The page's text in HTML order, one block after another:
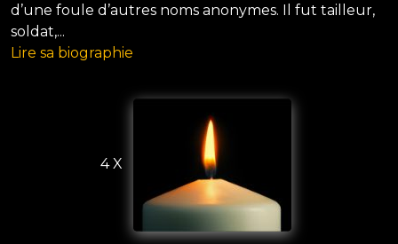
d’une foule d’autres noms anonymes. Il fut tailleur,
soldat,...
Lire sa biographie
4 X